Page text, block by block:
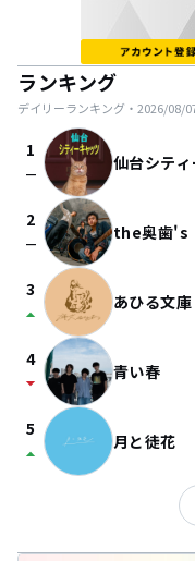
ランキング
デイリーランキング・ 2026/08/
1
check_indeterminate_small 仙台シテ
2
check_indeterminate_small the奥歯's
3
arrow_drop_up あひる文庫
4
arrow_drop_down 青い春
5
arrow_drop_up 月と徒花